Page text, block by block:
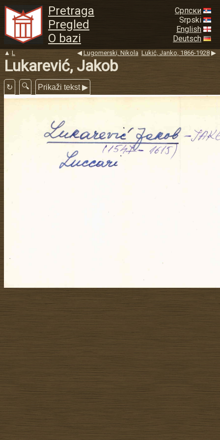
Pretraga
Pregled
O bazi
Српски
Srpski
English
Deutsch
▲ L ◀ Lugomerski, Nikola Lukić, Janko, 1866-1928 ▶
Lukarević, Jakob